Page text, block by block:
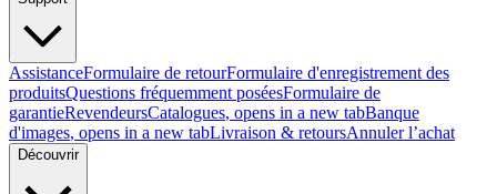
AssistanceFormulaire de retourFormulaire d'enregistrement des
produitsQuestions fréquemment poséesFormulaire de
garantieRevendeursCatalogues, opens in a new tabBanque
d'images, opens in a new tabLivraison & retoursAnnuler l’achat
Découvrir